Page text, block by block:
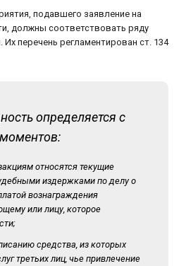
подавшего заявление на
должны соответствовать ряду
перечень регламентирован ст. 134
определяется с
относятся текущие
издержками по делу о
вознаграждения
или лицу, которое
средства, из которых
третьих лиц, чье привлечение